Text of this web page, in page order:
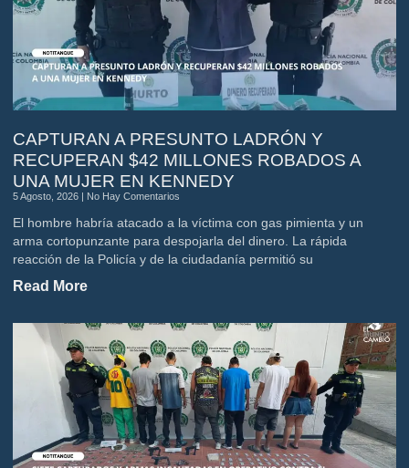
CAPTURAN A PRESUNTO LADRÓN Y
RECUPERAN $42 MILLONES ROBADOS A
UNA MUJER EN KENNEDY
5 Agosto, 2026 No Hay Comentarios
El hombre habría atacado a la víctima con gas pimienta y un
arma cortopunzante para despojarla del dinero. La rápida
reacción de la Policía y de la ciudadanía permitió su
Read More